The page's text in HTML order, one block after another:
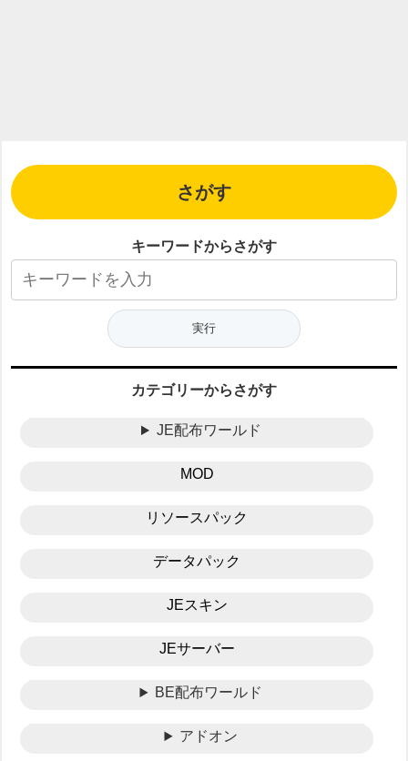
さがす
キーワードからさがす
カテゴリーからさがす
JE配布ワールド
MOD
リソースパック
データパック
JEスキン
JEサーバー
BE配布ワールド
アドオン